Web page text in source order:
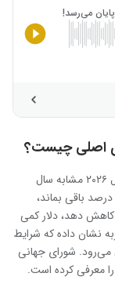
بازارها در حال حاضر انتظار دارند محیط اقتصادی سال ۲۰۲۶ مشابه سال
جاری باشد؛ یعنی رشد جهانی در محدوده ۲.۷ تا ۲.۸ درصد باقی بماند،
بهره را کاهش دهد، دلار کمی
نشان داده که شرایط
می‌رود. شورای جهانی
را معرفی کرده است.